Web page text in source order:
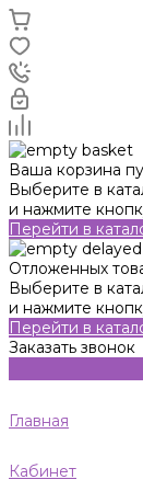
Ваша корзина
Выберите в
и нажмите
Перейти в
Отложенных
Выберите в
и нажмите
Перейти в
Заказать звонок
Главная
Кабинет